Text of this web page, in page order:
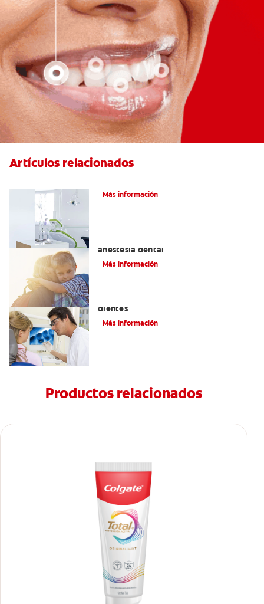
Artículos relacionados
Más información
anestesia dental
Más información
dientes
Más información
Productos relacionados